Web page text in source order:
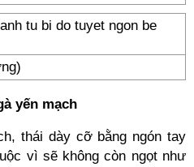
yến mạch
thái dày cỡ bằng ngón tay
vì sẽ không còn ngọt như